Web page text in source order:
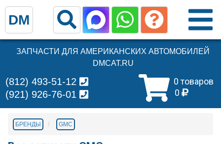
ЗАПЧАСТИ ДЛЯ АМЕРИКАНСКИХ АВТОМОБИЛЕЙ
DMCAT.RU
0 товаров
0
(812) 493-51-12
(921) 926-76-01
БРЕНДЫ GMC
DM